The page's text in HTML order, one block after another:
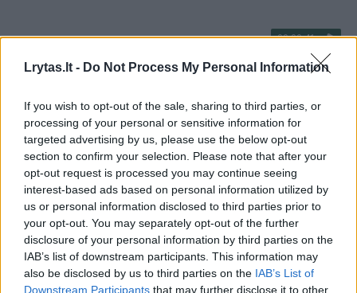
Lrytas.lt - Do Not Process My Personal Information
If you wish to opt-out of the sale, sharing to third parties, or
processing of your personal or sensitive information for
targeted advertising by us, please use the below opt-out
section to confirm your selection. Please note that after your
opt-out request is processed you may continue seeing
interest-based ads based on personal information utilized by
us or personal information disclosed to third parties prior to
your opt-out. You may separately opt-out of the further
disclosure of your personal information by third parties on the
IAB’s list of downstream participants. This information may
also be disclosed by us to third parties on the IAB’s List of
Downstream Participants that may further disclose it to other
00:00:41
pasirodymo debatuose: neaiškūs žodžiai, painus
Žinios | Pasaulis
00:01:11
Naujos priemonės tvarkai JAV rinkimų debatuose
užtikrinti: vienas per kitą šaukti negalės
Žinios | Pasaulis
00:00:54
H. Clinton kritikos strėlės D. Trumpui: linkęs
pertraukinėti, įžeidinėti ir meluoti